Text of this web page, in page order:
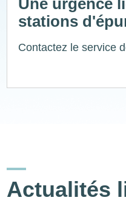
Une urgence
stations
Contactez le service
Actualités